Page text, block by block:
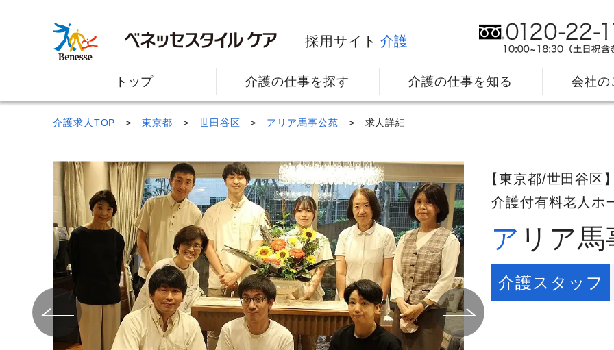
採用サイト 介護
トップ 介護の仕事を探す 介護の仕事を知る
教育・研修のサポート
会社の
社⻑メッセージ
介護求人TOP 東京都 世田谷区 アリア馬事公苑 求人詳細
【東京都/世田谷区】
介護付有料老人ホ
アリア
介護スタッフ